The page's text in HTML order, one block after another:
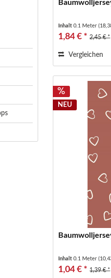
Inhalt0.1 Meter
1,84 € * 2,45 € *
Vergleichen
NEU
Inhalt0.1 Meter
1,04 € * 1,39 € *